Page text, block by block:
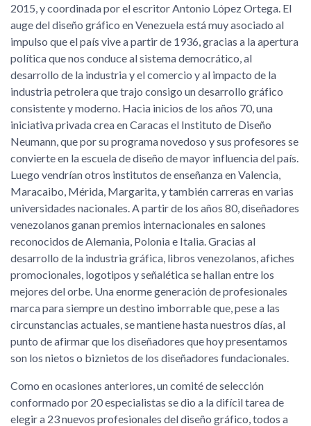
2015, y coordinada por el escritor Antonio López Ortega. El
auge del diseño gráfico en Venezuela está muy asociado al
impulso que el país vive a partir de 1936, gracias a la apertura
política que nos conduce al sistema democrático, al
desarrollo de la industria y el comercio y al impacto de la
industria petrolera que trajo consigo un desarrollo gráfico
consistente y moderno. Hacia inicios de los años 70, una
iniciativa privada crea en Caracas el Instituto de Diseño
Neumann, que por su programa novedoso y sus profesores se
convierte en la escuela de diseño de mayor influencia del país.
Luego vendrían otros institutos de enseñanza en Valencia,
Maracaibo, Mérida, Margarita, y también carreras en varias
universidades nacionales. A partir de los años 80, diseñadores
venezolanos ganan premios internacionales en salones
reconocidos de Alemania, Polonia e Italia. Gracias al
desarrollo de la industria gráfica, libros venezolanos, afiches
promocionales, logotipos y señalética se hallan entre los
mejores del orbe. Una enorme generación de profesionales
marca para siempre un destino imborrable que, pese a las
circunstancias actuales, se mantiene hasta nuestros días, al
punto de afirmar que los diseñadores que hoy presentamos
son los nietos o biznietos de los diseñadores fundacionales.
Como en ocasiones anteriores, un comité de selección
conformado por 20 especialistas se dio a la difícil tarea de
elegir a 23 nuevos profesionales del diseño gráfico, todos a